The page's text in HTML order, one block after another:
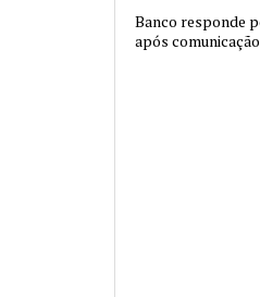
Banco responde
após